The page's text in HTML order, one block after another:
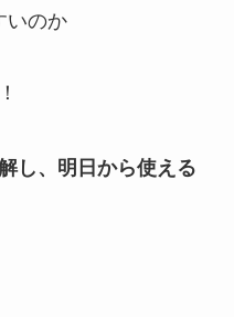
いのか
し、明日から使える